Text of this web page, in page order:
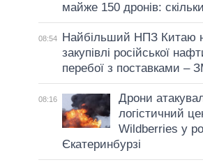
майже 150 дронів:
08:54
Найбільший НПЗ Китаю
закупівлі російської
перебої з поставками –
08:16
Дрони
логістичний
Wildberries у
Єкатеринбурзі